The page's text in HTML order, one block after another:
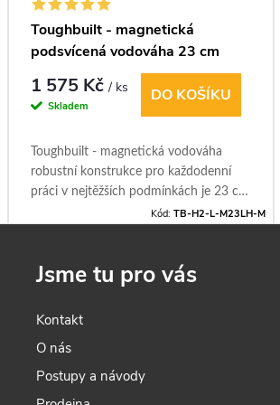
Toughbuilt - magnetická
podsvícená vodováha 23 cm
1 575 Kč/ ks
Skladem
DO KOŠÍKU
Toughbuilt - magnetická vodováha
robustní konstrukce pro každodenní
práci v nejtěžších podmínkách je 23 cm
dlouhá a 28 mm široká. Vodováha má 2
navrhujeme tak, aby vydržel.
Kód: TB-H2-L-M23LH-M
Jsme tu pro vás
Kontakt
O nás
Postupy a návody